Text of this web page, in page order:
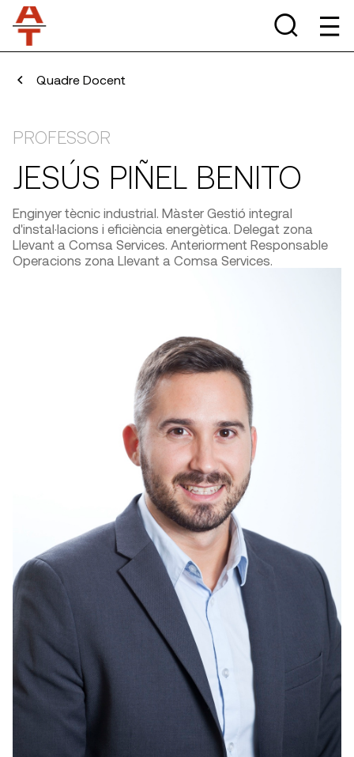
Quadre Docent
PROFESSOR
JESÚS PIÑEL BENITO
Enginyer tècnic industrial. Màster Gestió integral
d'instal·lacions i eficiència energètica. Delegat zona
Llevant a Comsa Services. Anteriorment Responsable
Operacions zona Llevant a Comsa Services.